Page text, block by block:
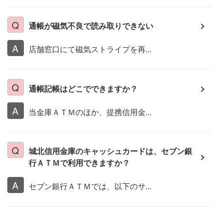
通帳が磁気不良で読み取りできない
店舗窓口にて磁気ストライプを再...
通帳記帳はどこでできますか？
当金庫ＡＴＭのほか、提携信用金...
城北信用金庫のキャッシュカードは、セブン銀
行ＡＴＭで利用できますか？
セブン銀行ＡＴＭでは、以下のサ...